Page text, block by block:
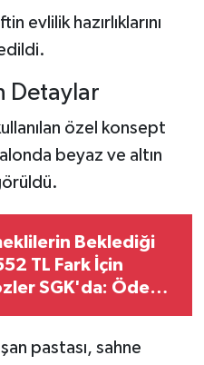
evlilik hazırlıklarını
Detaylar
özel konsept
beyaz ve altın
Beklediği
TL Fark İçin
SGK'da: Ödeme
pastası, sahne